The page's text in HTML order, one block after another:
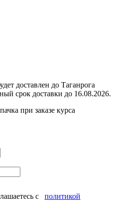
доставлен до Таганрога
срок доставки до 16.08.2026.
при заказе курса
с политикой